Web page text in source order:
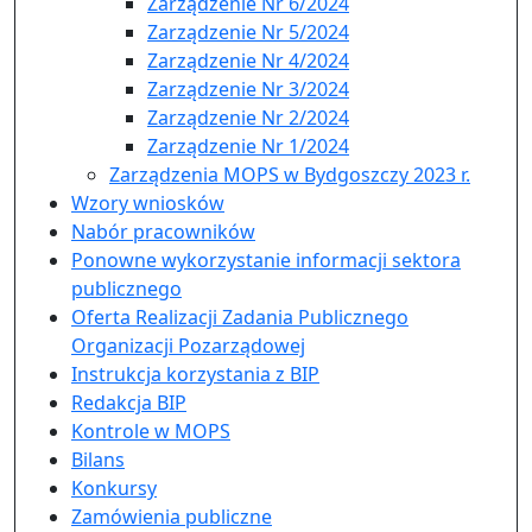
Zarządzenie Nr 5/2024
Zarządzenie Nr 4/2024
Zarządzenie Nr 3/2024
Zarządzenie Nr 2/2024
Zarządzenie Nr 1/2024
Zarządzenia MOPS w Bydgoszczy 2023 r.
Wzory wniosków
Nabór pracowników
Ponowne wykorzystanie informacji sektora
publicznego
Oferta Realizacji Zadania Publicznego
Organizacji Pozarządowej
Instrukcja korzystania z BIP
Redakcja BIP
Kontrole w MOPS
Bilans
Konkursy
Zamówienia publiczne